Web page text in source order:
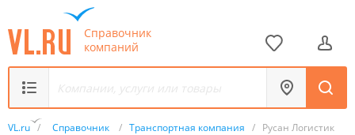
Справочник
компаний
VL.ru / Справочник / Транспортная компания / Русан Логистик